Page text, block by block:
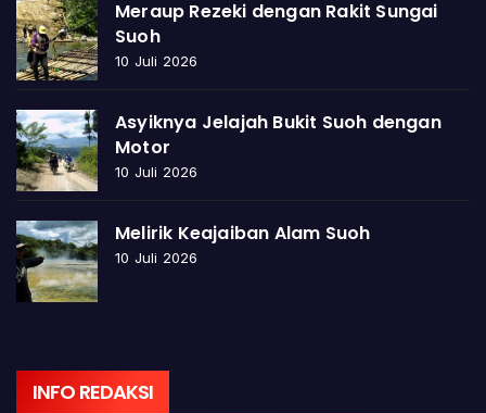
Meraup Rezeki dengan Rakit Sungai
Suoh
10 Juli 2026
Asyiknya Jelajah Bukit Suoh dengan
Motor
10 Juli 2026
Melirik Keajaiban Alam Suoh
10 Juli 2026
INFO REDAKSI